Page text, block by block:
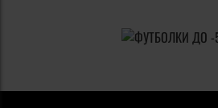
стилісти, а у виробництві